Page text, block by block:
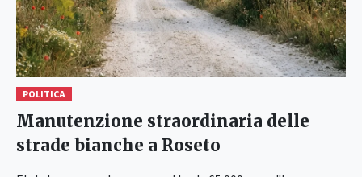
POLITICA
Manutenzione straordinaria delle
strade bianche a Roseto